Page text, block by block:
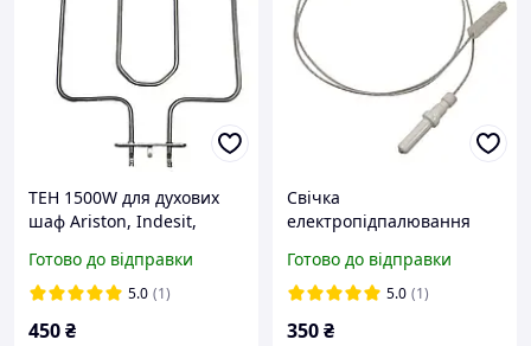
ТЕН 1500W для духових
шаф Ariston, Indesit,
C00052312
Готово до відправки
5.0 (1)
450₴
Свічка
електропідпалювання
Indesit C00052951
Готово до відправки
5.0 (1)
350₴